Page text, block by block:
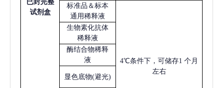
已封完整
试剂盒
标准品＆标本
通用稀释液
4℃条件下，可储存1 个月
左右
生物素化抗体
稀释液
酶结合物稀释
液
显色底物(避光)